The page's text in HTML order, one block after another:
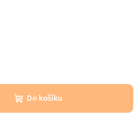
Do košíku